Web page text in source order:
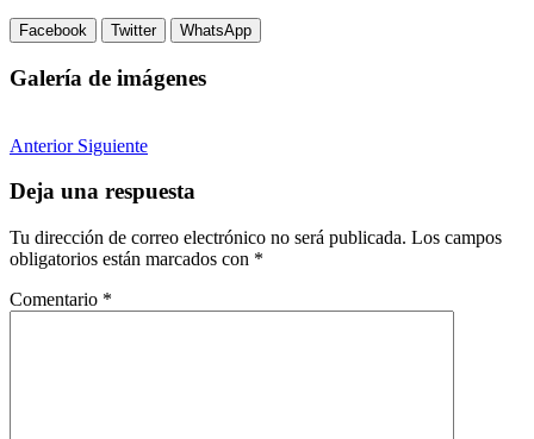
Facebook Twitter WhatsApp
Galería de imágenes
Anterior Siguiente
Deja una respuesta
Tu dirección de correo electrónico no será publicada. Los campos
obligatorios están marcados con *
Comentario *